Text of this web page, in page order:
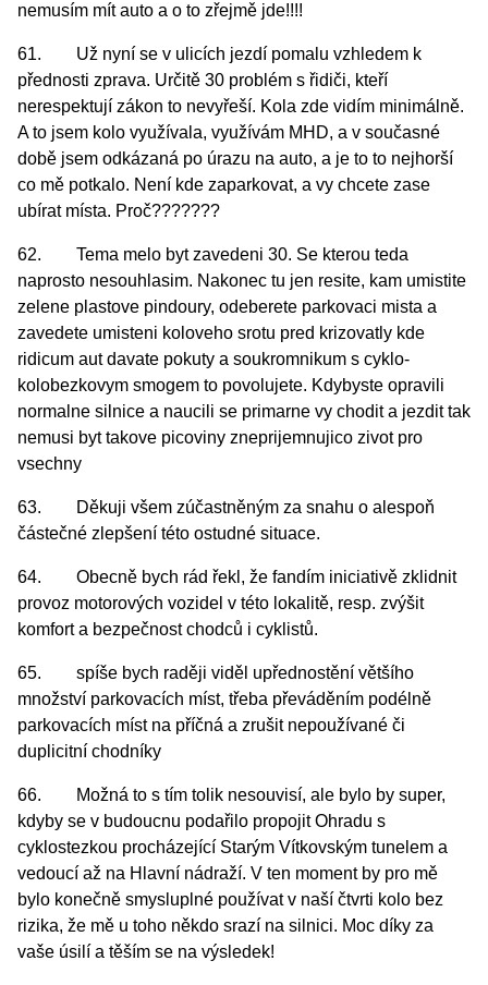
nemusím mít auto a o to zřejmě jde!!!!
61. Už nyní se v ulicích jezdí pomalu vzhledem k
přednosti zprava. Určitě 30 problém s řidiči, kteří
nerespektují zákon to nevyřeší. Kola zde vidím minimálně.
A to jsem kolo využívala, využívám MHD, a v současné
době jsem odkázaná po úrazu na auto, a je to to nejhorší
co mě potkalo. Není kde zaparkovat, a vy chcete zase
ubírat místa. Proč???????
62. Tema melo byt zavedeni 30. Se kterou teda
naprosto nesouhlasim. Nakonec tu jen resite, kam umistite
zelene plastove pindoury, odeberete parkovaci mista a
zavedete umisteni koloveho srotu pred krizovatly kde
ridicum aut davate pokuty a soukromnikum s cyklo-
kolobezkovym smogem to povolujete. Kdybyste opravili
normalne silnice a naucili se primarne vy chodit a jezdit tak
nemusi byt takove picoviny zneprijemnujico zivot pro
vsechny
63. Děkuji všem zúčastněným za snahu o alespoň
částečné zlepšení této ostudné situace.
64. Obecně bych rád řekl, že fandím iniciativě zklidnit
provoz motorových vozidel v této lokalitě, resp. zvýšit
komfort a bezpečnost chodců i cyklistů.
65. spíše bych raději viděl upřednostění většího
množství parkovacích míst, třeba převáděním podélně
parkovacích míst na příčná a zrušit nepoužívané či
duplicitní chodníky
66. Možná to s tím tolik nesouvisí, ale bylo by super,
kdyby se v budoucnu podařilo propojit Ohradu s
cyklostezkou procházející Starým Vítkovským tunelem a
vedoucí až na Hlavní nádraží. V ten moment by pro mě
bylo konečně smysluplné používat v naší čtvrti kolo bez
rizika, že mě u toho někdo srazí na silnici. Moc díky za
vaše úsilí a těším se na výsledek!